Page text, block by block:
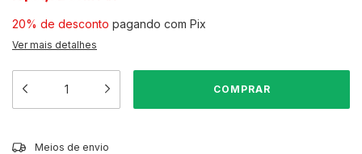
20% de desconto pagando com Pix
Ver mais detalhes
Entregas para o CEP:
Meios de envio